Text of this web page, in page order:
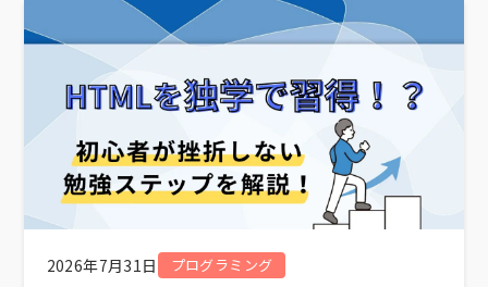
2026年7月31日 プログラミング